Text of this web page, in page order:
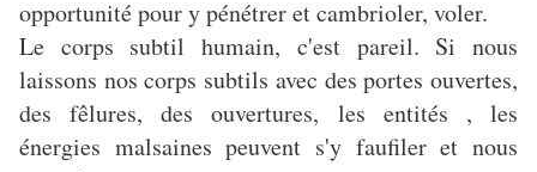
opportunité pour y pénétrer et cambrioler, voler.
Le corps subtil humain, c'est pareil. Si nous
laissons nos corps subtils avec des portes ouvertes,
des fêlures, des ouvertures, les entités , les
énergies malsaines peuvent s'y faufiler et nous